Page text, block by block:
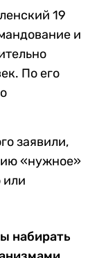
19
и
По его
заявили,
«нужное»
или
набирать